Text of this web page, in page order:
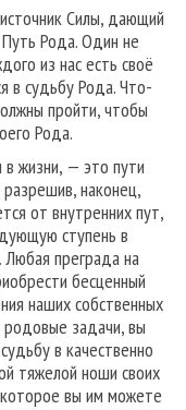
Силы, дающий
Рода. Один не
из нас есть своё
в судьбу Рода. Что-
пройти, чтобы
Рода.
жизни, — это пути
наконец,
от внутренних пут,
ступень в
Любая преграда на
бесценный
наших собственных
задачи, вы
в качественно
тяжелой ноши своих
вы им можете